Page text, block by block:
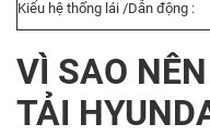
Kiểu hệ thống lái /Dẫn động :
VÌ SAO
TẢI